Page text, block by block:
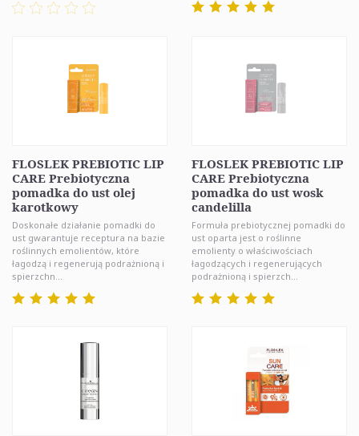
FLOSLEK PREBIOTIC LIP
CARE Prebiotyczna
pomadka do ust olej
karotkowy
Doskonałe działanie pomadki do
ust gwarantuje receptura na bazie
roślinnych emolientów, które
łagodzą i regenerują podrażnioną i
spierzchn...
FLOSLEK PREBIOTIC LIP
CARE Prebiotyczna
pomadka do ust wosk
candelilla
Formuła prebiotycznej pomadki do
ust oparta jest o roślinne
emolienty o właściwościach
łagodzących i regenerujących
podrażnioną i spierzch...